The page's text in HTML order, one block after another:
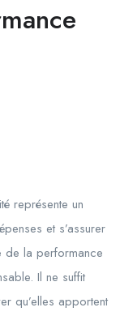
représente un
et s’assurer
de la performance
Il ne suffit
qu’elles apportent